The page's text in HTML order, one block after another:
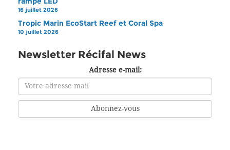
16 juillet 2026
Tropic Marin EcoStart Reef et Coral Spa
10 juillet 2026
Newsletter Récifal News
Adresse e-mail: